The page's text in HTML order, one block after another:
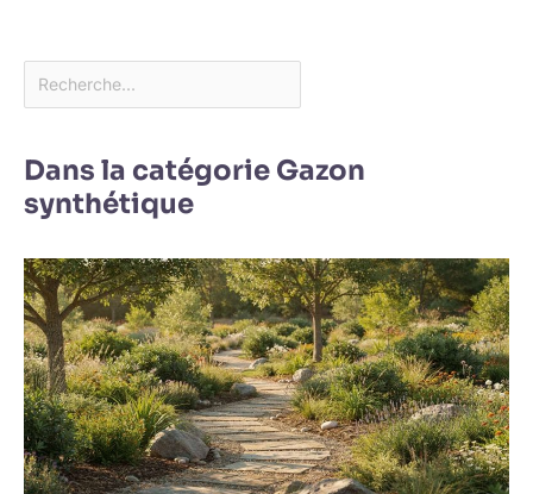
Dans la catégorie Gazon
synthétique